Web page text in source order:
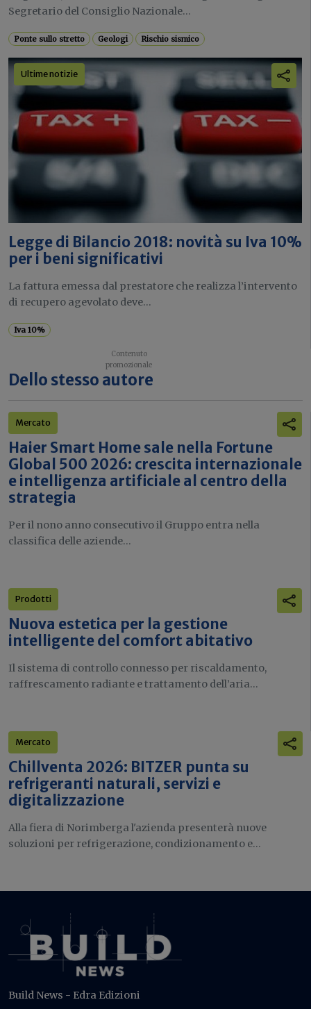
Segretario del Consiglio Nazionale...
Ponte sullo stretto Geologi Rischio sismico
Ultime notizie
Legge di Bilancio 2018: novità su Iva 10%
per i beni significativi
La fattura emessa dal prestatore che realizza l’intervento
di recupero agevolato deve...
Iva 10%
Dello stesso autore
Mercato
Haier Smart Home sale nella Fortune
Global 500 2026: crescita internazionale
e intelligenza artificiale al centro della
strategia
Per il nono anno consecutivo il Gruppo entra nella
classifica delle aziende...
Prodotti
Nuova estetica per la gestione
intelligente del comfort abitativo
Il sistema di controllo connesso per riscaldamento,
raffrescamento radiante e trattamento dell’aria...
Mercato
Chillventa 2026: BITZER punta su
refrigeranti naturali, servizi e
digitalizzazione
Alla fiera di Norimberga l'azienda presenterà nuove
soluzioni per refrigerazione, condizionamento e...
Build News - Edra Edizioni